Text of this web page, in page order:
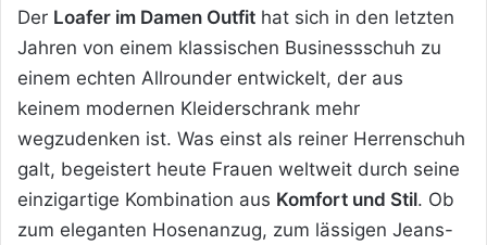
Der Loafer im Damen Outfit hat sich in den letzten
Jahren von einem klassischen Businessschuh zu
einem echten Allrounder entwickelt, der aus
keinem modernen Kleiderschrank mehr
wegzudenken ist. Was einst als reiner Herrenschuh
galt, begeistert heute Frauen weltweit durch seine
einzigartige Kombination aus Komfort und Stil. Ob
zum eleganten Hosenanzug, zum lässigen Jeans-